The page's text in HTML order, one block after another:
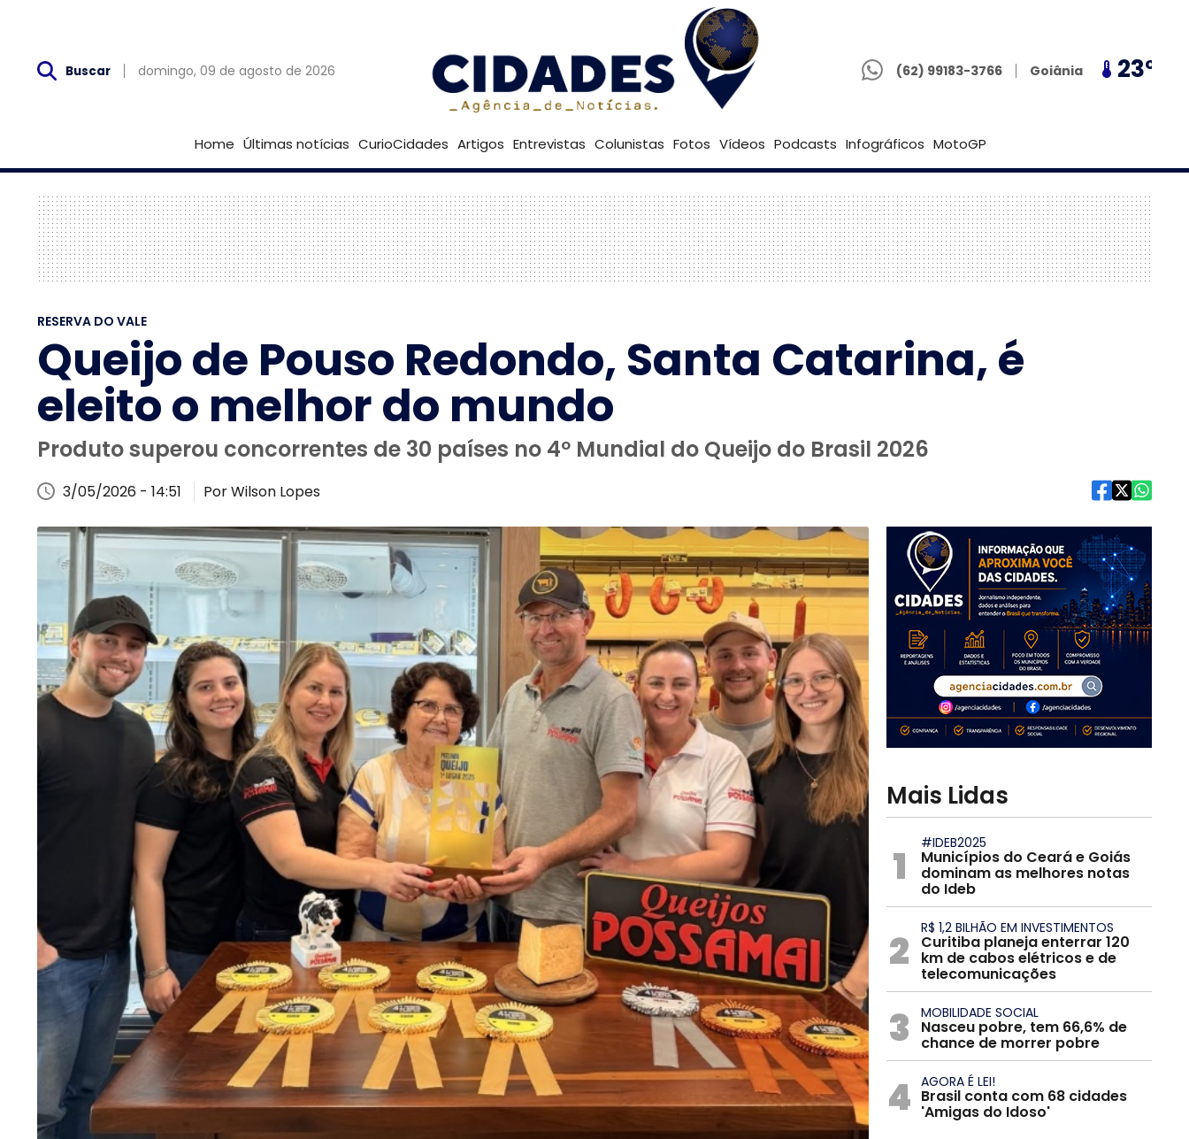
Buscar domingo, 09 de agosto de 2026 (62) 99183-3766
Goiânia 23º Brasília Goiânia 23º Brasília 22º
Home Últimas notícias CurioCidades Artigos Entrevistas Colunistas Fotos Vídeos Podcasts Infográficos MotoGP
RESERVA DO VALE
Queijo de Pouso Redondo, Santa Catarina, é
eleito o melhor do mundo
Produto superou concorrentes de 30 países no 4º Mundial do Queijo do Brasil 2026
3/05/2026 - 14:51 Por Wilson Lopes
Mais Lidas
1 #IDEB2025
Municípios do Ceará e Goiás
dominam as melhores notas
do Ideb
2 R$ 1,2 BILHÃO EM INVESTIMENTOS
Curitiba planeja enterrar 120
km de cabos elétricos e de
telecomunicações
3 MOBILIDADE SOCIAL
Nasceu pobre, tem 66,6% de
chance de morrer pobre
4 AGORA É LEI!
Brasil conta com 68 cidades
'Amigas do Idoso'